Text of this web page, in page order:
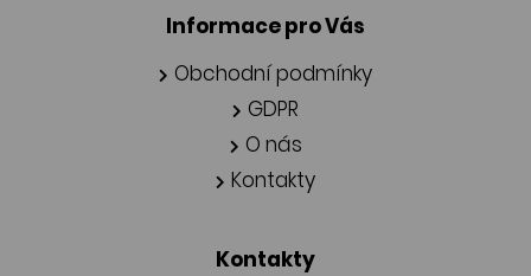
Informace pro Vás
Obchodní podmínky
GDPR
O nás
Kontakty
Kontakty